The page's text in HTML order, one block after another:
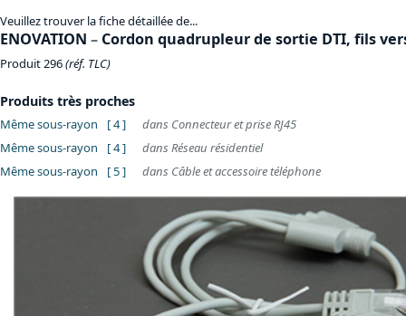
Veuillez trouver la fiche détaillée de...
ENOVATION – Cordon quadrupleur de sortie DTI, fils
Produit 296(réf. TLC)
Produits très proches
Même sous-rayon [ 4 ]
dans Connecteur et prise RJ45
Même sous-rayon
[ 4 ]
dans Réseau résidentiel
Même sous-rayon
[ 5 ] dans Câble et accessoire téléphone